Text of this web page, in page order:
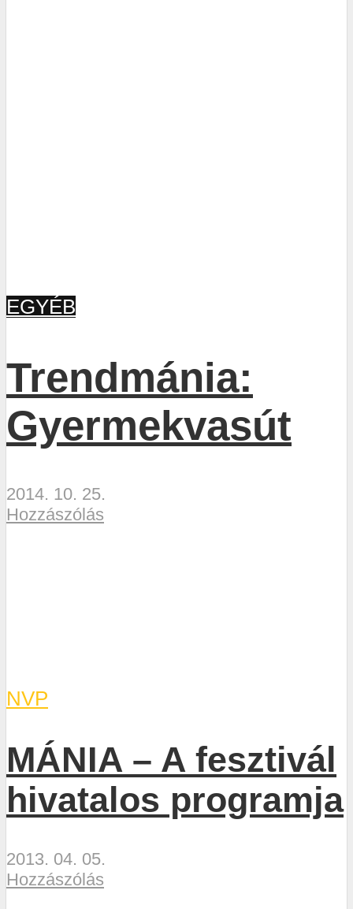
EGYÉB
Trendmánia:
Gyermekvasút
2014. 10. 25.
Hozzászólás
NVP
MÁNIA – A fesztivál
hivatalos programja
2013. 04. 05.
Hozzászólás